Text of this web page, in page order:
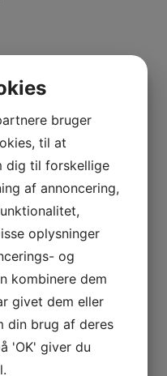
bruger
til at
dig til forskellige
af annoncering,
oplysninger
og
kombinere dem
givet dem eller
din brug af deres
'OK' giver du